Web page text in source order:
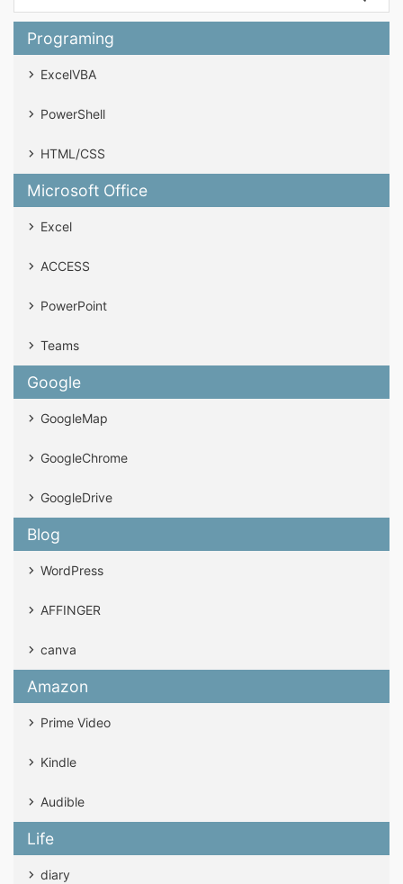
Programing
ExcelVBA
PowerShell
HTML/CSS
Microsoft Office
Excel
ACCESS
PowerPoint
Teams
Google
GoogleMap
GoogleChrome
GoogleDrive
Blog
WordPress
AFFINGER
canva
Amazon
Prime Video
Kindle
Audible
Life
diary